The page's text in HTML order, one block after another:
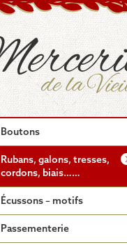
Boutons
Rubans, galons, tresses,
cordons, biais……
Écussons – motifs
Passementerie